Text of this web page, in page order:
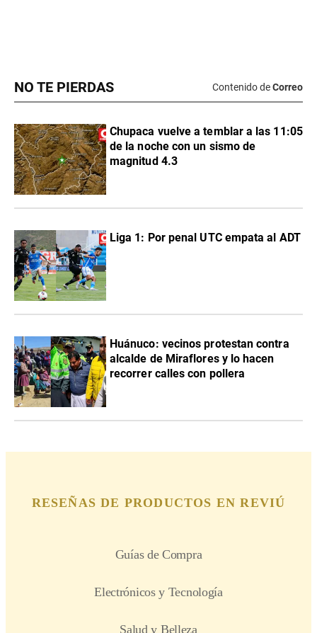
NO TE PIERDAS Contenido deCorreo
Chupaca vuelve a temblar a las 11:05
de la noche con un sismo de
magnitud 4.3
Liga 1: Por penal UTC empata al ADT
Huánuco: vecinos protestan contra
alcalde de Miraflores y lo hacen
recorrer calles con pollera